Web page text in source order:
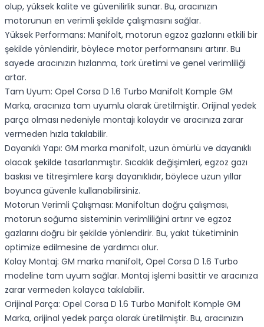
olup, yüksek kalite ve güvenilirlik sunar. Bu, aracınızın
motorunun en verimli şekilde çalışmasını sağlar.
Yüksek Performans: Manifolt, motorun egzoz gazlarını etkili bir
şekilde yönlendirir, böylece motor performansını artırır. Bu
sayede aracınızın hızlanma, tork üretimi ve genel verimliliği
artar.
Tam Uyum: Opel Corsa D 1.6 Turbo Manifolt Komple GM
Marka, aracınıza tam uyumlu olarak üretilmiştir. Orijinal yedek
parça olması nedeniyle montajı kolaydır ve aracınıza zarar
vermeden hızla takılabilir.
Dayanıklı Yapı: GM marka manifolt, uzun ömürlü ve dayanıklı
olacak şekilde tasarlanmıştır. Sıcaklık değişimleri, egzoz gazı
baskısı ve titreşimlere karşı dayanıklıdır, böylece uzun yıllar
boyunca güvenle kullanabilirsiniz.
Motorun Verimli Çalışması: Manifoltun doğru çalışması,
motorun soğuma sisteminin verimliliğini artırır ve egzoz
gazlarını doğru bir şekilde yönlendirir. Bu, yakıt tüketiminin
optimize edilmesine de yardımcı olur.
Kolay Montaj: GM marka manifolt, Opel Corsa D 1.6 Turbo
modeline tam uyum sağlar. Montaj işlemi basittir ve aracınıza
zarar vermeden kolayca takılabilir.
Orijinal Parça: Opel Corsa D 1.6 Turbo Manifolt Komple GM
Marka, orijinal yedek parça olarak üretilmiştir. Bu, aracınızın